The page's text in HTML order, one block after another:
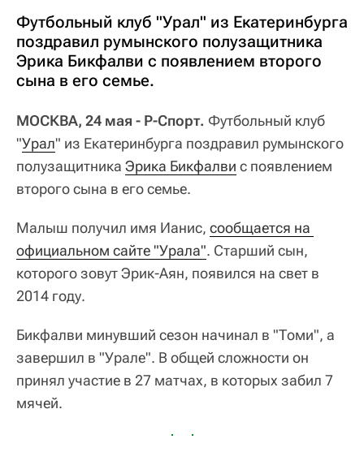
Футбольный клуб "Урал" из Екатеринбурга
поздравил румынского полузащитника
Эрика Бикфалви с появлением второго
сына в его семье.
МОСКВА, 24 мая - Р-Спорт. Футбольный клуб
"Урал" из Екатеринбурга поздравил румынского
полузащитника Эрика Бикфалви с появлением
второго сына в его семье.
Малыш получил имя Ианис, сообщается на
официальном сайте "Урала". Старший сын,
которого зовут Эрик-Аян, появился на свет в
2014 году.
Бикфалви минувший сезон начинал в "Томи", а
завершил в "Урале". В общей сложности он
принял участие в 27 матчах, в которых забил 7
мячей.